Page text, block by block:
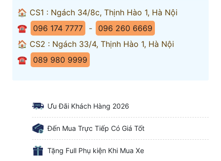
🏠 CS1 : Ngách 34/8c, Thịnh Hào 1, Hà Nội
☎️
096 174 7777 -
096 260 6669
🏠 CS2 : Ngách 33/4, Thịnh Hào 1, Hà Nội
☎️
089 980 9999
Ưu Đãi Khách Hàng 2026
Đến Mua Trực Tiếp Có Giá Tốt
Tặng Full Phụ kiện Khi Mua Xe